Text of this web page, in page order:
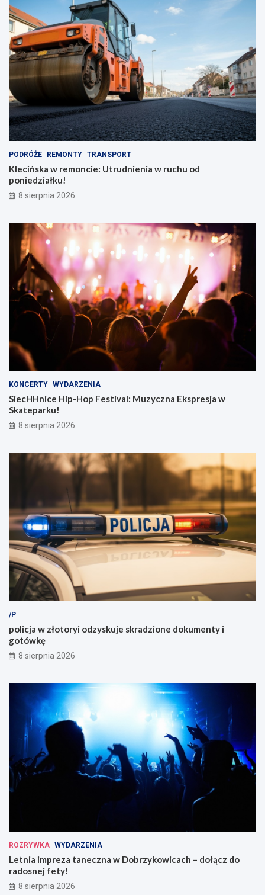
PODRÓŻE REMONTY TRANSPORT
Klecińska w remoncie: Utrudnienia w ruchu od
poniedziałku!
8 sierpnia 2026
KONCERTY WYDARZENIA
SiecHHnice Hip-Hop Festival: Muzyczna Ekspresja w
Skateparku!
8 sierpnia 2026
/P
policja w złotoryi odzyskuje skradzione dokumenty i
gotówkę
8 sierpnia 2026
ROZRYWKA WYDARZENIA
Letnia impreza taneczna w Dobrzykowicach – dołącz do
radosnej fety!
8 sierpnia 2026